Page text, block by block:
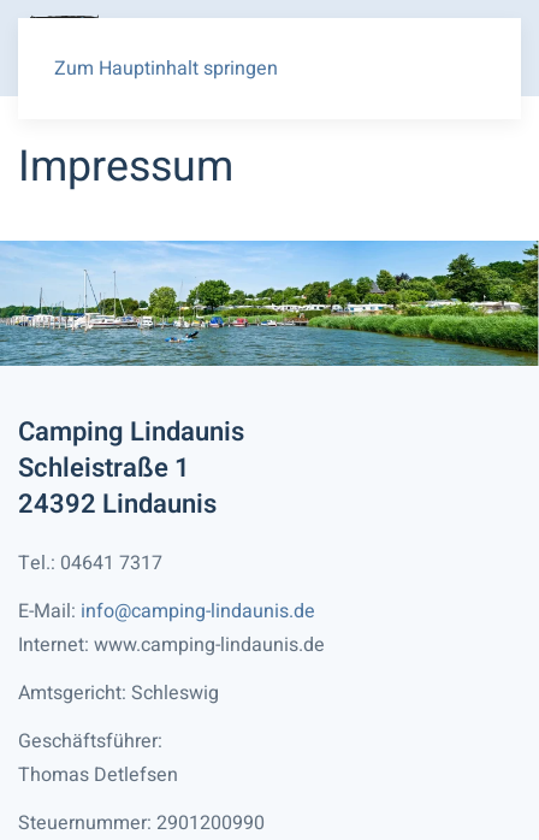
Zum Hauptinhalt springen
Impressum
Camping Lindaunis
Schleistraße 1
24392 Lindaunis
Tel.: 04641 7317
E-Mail: info@camping-lindaunis.de
Internet: www.camping-lindaunis.de
Amtsgericht: Schleswig
Geschäftsführer:
Thomas Detlefsen
Steuernummer: 2901200990